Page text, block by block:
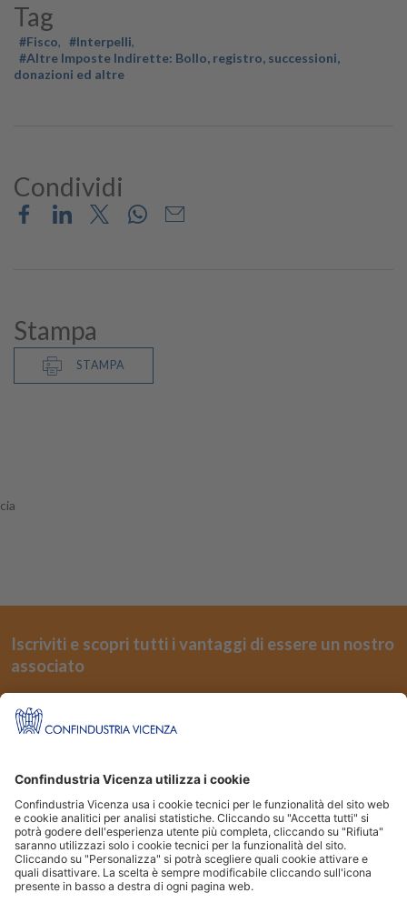
Tag
#Fisco
#Interpelli
#Altre Imposte Indirette: Bollo, registro, successioni,
donazioni ed altre
Condividi
Stampa
STAMPA
cia
Iscriviti e scopri tutti i vantaggi di essere un nostro
associato
Seguici su
Siti Partner:
Niuko
Energindustria